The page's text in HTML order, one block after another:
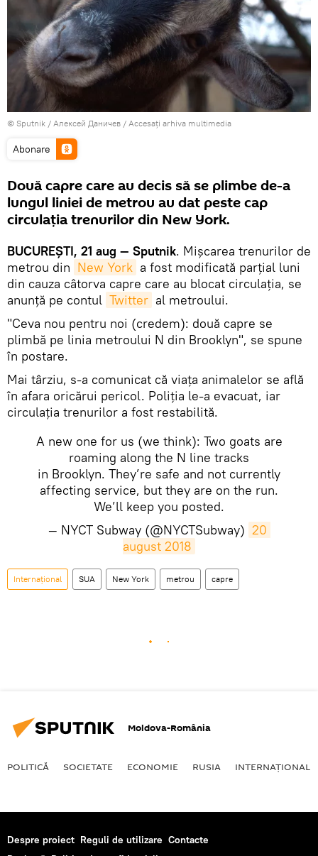
© Sputnik / Алексей Даничев / Accesați arhiva multimedia
Abonare
Două capre care au decis să se plimbe de-a
lungul liniei de metrou au dat peste cap
circulația trenurilor din New York.
BUCUREȘTI, 21 aug — Sputnik. Mișcarea trenurilor de
metrou din New York a fost modificată parțial luni
din cauza câtorva capre care au blocat circulația, se
anunță pe contul Twitter al metroului.
"Ceva nou pentru noi (credem): două capre se
plimbă pe linia metroului N din Brooklyn", se spune
în postare.
Mai târziu, s-a comunicat că viața animalelor se află
în afara oricărui pericol. Poliția le-a evacuat, iar
circulația trenurilor a fost restabilită.
A new one for us (we think): Two goats are
roaming along the N line tracks
in Brooklyn. They’re safe and not currently
affecting service, but they are on the run.
We’ll keep you posted.
— NYCT Subway (@NYCTSubway) 20
august 2018
Internaţional SUA New York metrou capre
Moldova-România
POLITICĂ SOCIETATE ECONOMIE RUSIA INTERNAŢIONAL
Despre proiect Reguli de utilizare Contacte